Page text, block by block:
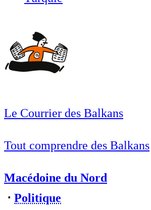
Le Courrier des Balkans
Tout comprendre des Balkans
Macédoine du Nord
⋅ Politique